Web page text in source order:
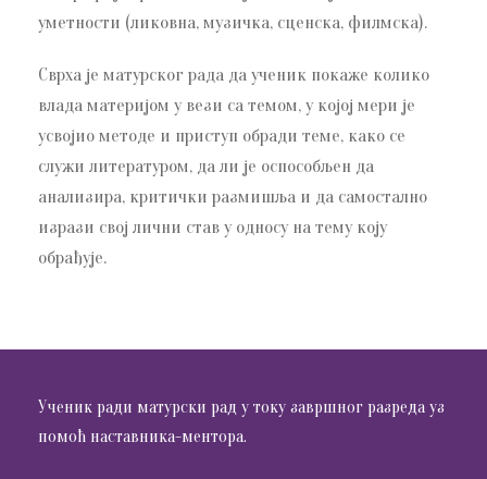
уметности (ликовна, музичка, сценска, филмска).
Сврха је матурског рада да ученик покаже колико
влада материјом у вези са темом, у којој мери је
усвојио методе и приступ обради теме, како се
служи литературом, да ли је оспособљен да
анализира, критички размишља и да самостално
изрази свој лични став у односу на тему коју
обрађује.
Ученик ради матурски рад у току завршног разреда уз
помоћ наставника-ментора.